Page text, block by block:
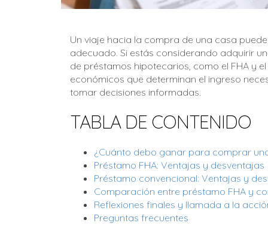
Un viaje hacia la compra de una casa
adecuado. Si estás considerando adquirir
de préstamos hipotecarios, como el FHA y
económicos que determinan el ingreso
tomar decisiones informadas.
TABLA DE CONTENIDO
¿Cuánto debo ganar para comprar
Préstamo FHA: Ventajas y desventajas
Préstamo convencional: Ventajas y
Comparación entre préstamo FHA y
Reflexiones finales y llamada a la
Preguntas frecuentes